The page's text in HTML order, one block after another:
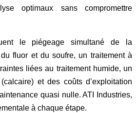
optimaux sans compromettre
le piégeage simultané de la
fluor et du soufre, un traitement à
liées au traitement humide, un
et des coûts d’exploitation
quasi nulle. ATI Industries,
à chaque étape.